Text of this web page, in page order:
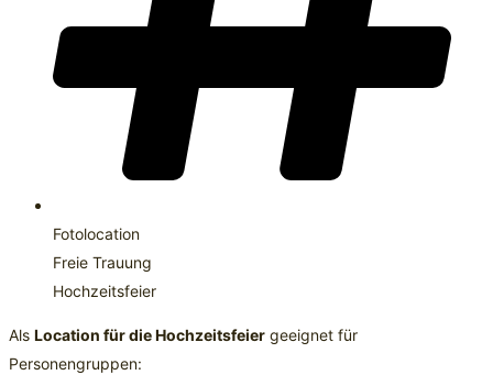
Fotolocation
Freie Trauung
Hochzeitsfeier
Als Location für die Hochzeitsfeier geeignet für
Personengruppen: